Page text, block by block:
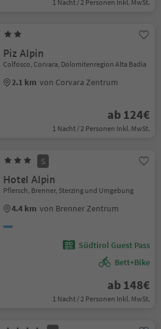
1 Nacht / 2 Personen Inkl. MwSt.
Piz Alpin
Colfosco, Corvara, Dolomitenregion Alta Badia
2.1 km von Corvara Zentrum
ab 124€
1 Nacht / 2 Personen Inkl. MwSt.
S
Hotel Alpin
Pflersch, Brenner, Sterzing und Umgebung
4.4 km von Brenner Zentrum
Südtirol Guest Pass
Bett+Bike
ab 148€
1 Nacht / 2 Personen Inkl. MwSt.